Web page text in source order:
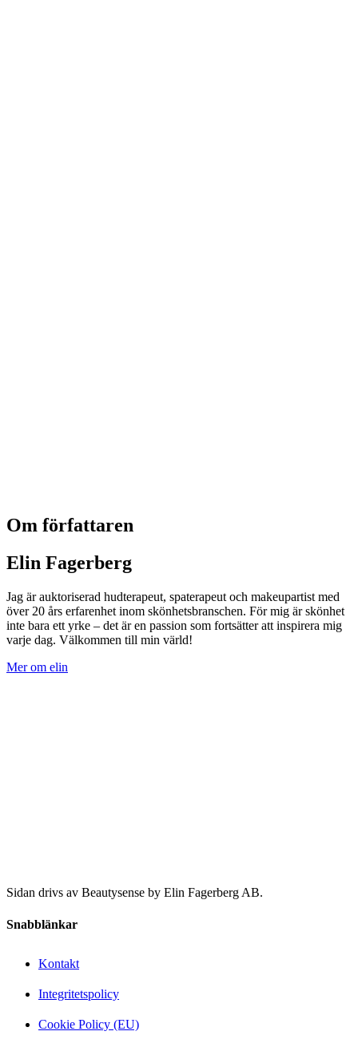
Om författaren
Elin Fagerberg
Jag är auktoriserad hudterapeut, spaterapeut och makeupartist med
över 20 års erfarenhet inom skönhetsbranschen. För mig är skönhet
inte bara ett yrke – det är en passion som fortsätter att inspirera mig
varje dag. Välkommen till min värld!
Mer om elin
Sidan drivs av Beautysense by Elin Fagerberg AB.
Snabblänkar
Kontakt
Integritetspolicy
Cookie Policy (EU)